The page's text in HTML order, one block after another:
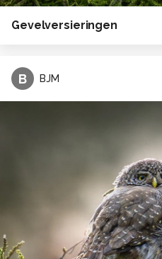
Gevelversieringen
B BJM